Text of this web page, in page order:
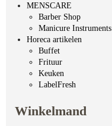
MENSCARE
Barber Shop
Manicure Instruments
Horeca artikelen
Buffet
Frituur
Keuken
LabelFresh
Winkelmand